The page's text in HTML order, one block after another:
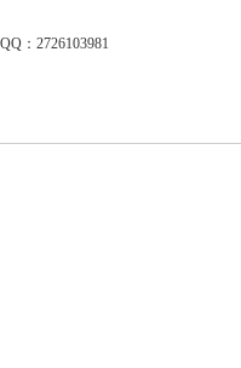
QQ：2726103981